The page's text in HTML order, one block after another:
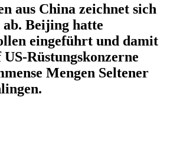
aus China zeichnet sich
ab. Beijing hatte
eingeführt und damit
Rüstungskonzerne
Mengen Seltener